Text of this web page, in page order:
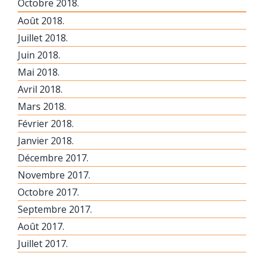
Octobre 2018.
Août 2018.
Juillet 2018.
Juin 2018.
Mai 2018.
Avril 2018.
Mars 2018.
Février 2018.
Janvier 2018.
Décembre 2017.
Novembre 2017.
Octobre 2017.
Septembre 2017.
Août 2017.
Juillet 2017.